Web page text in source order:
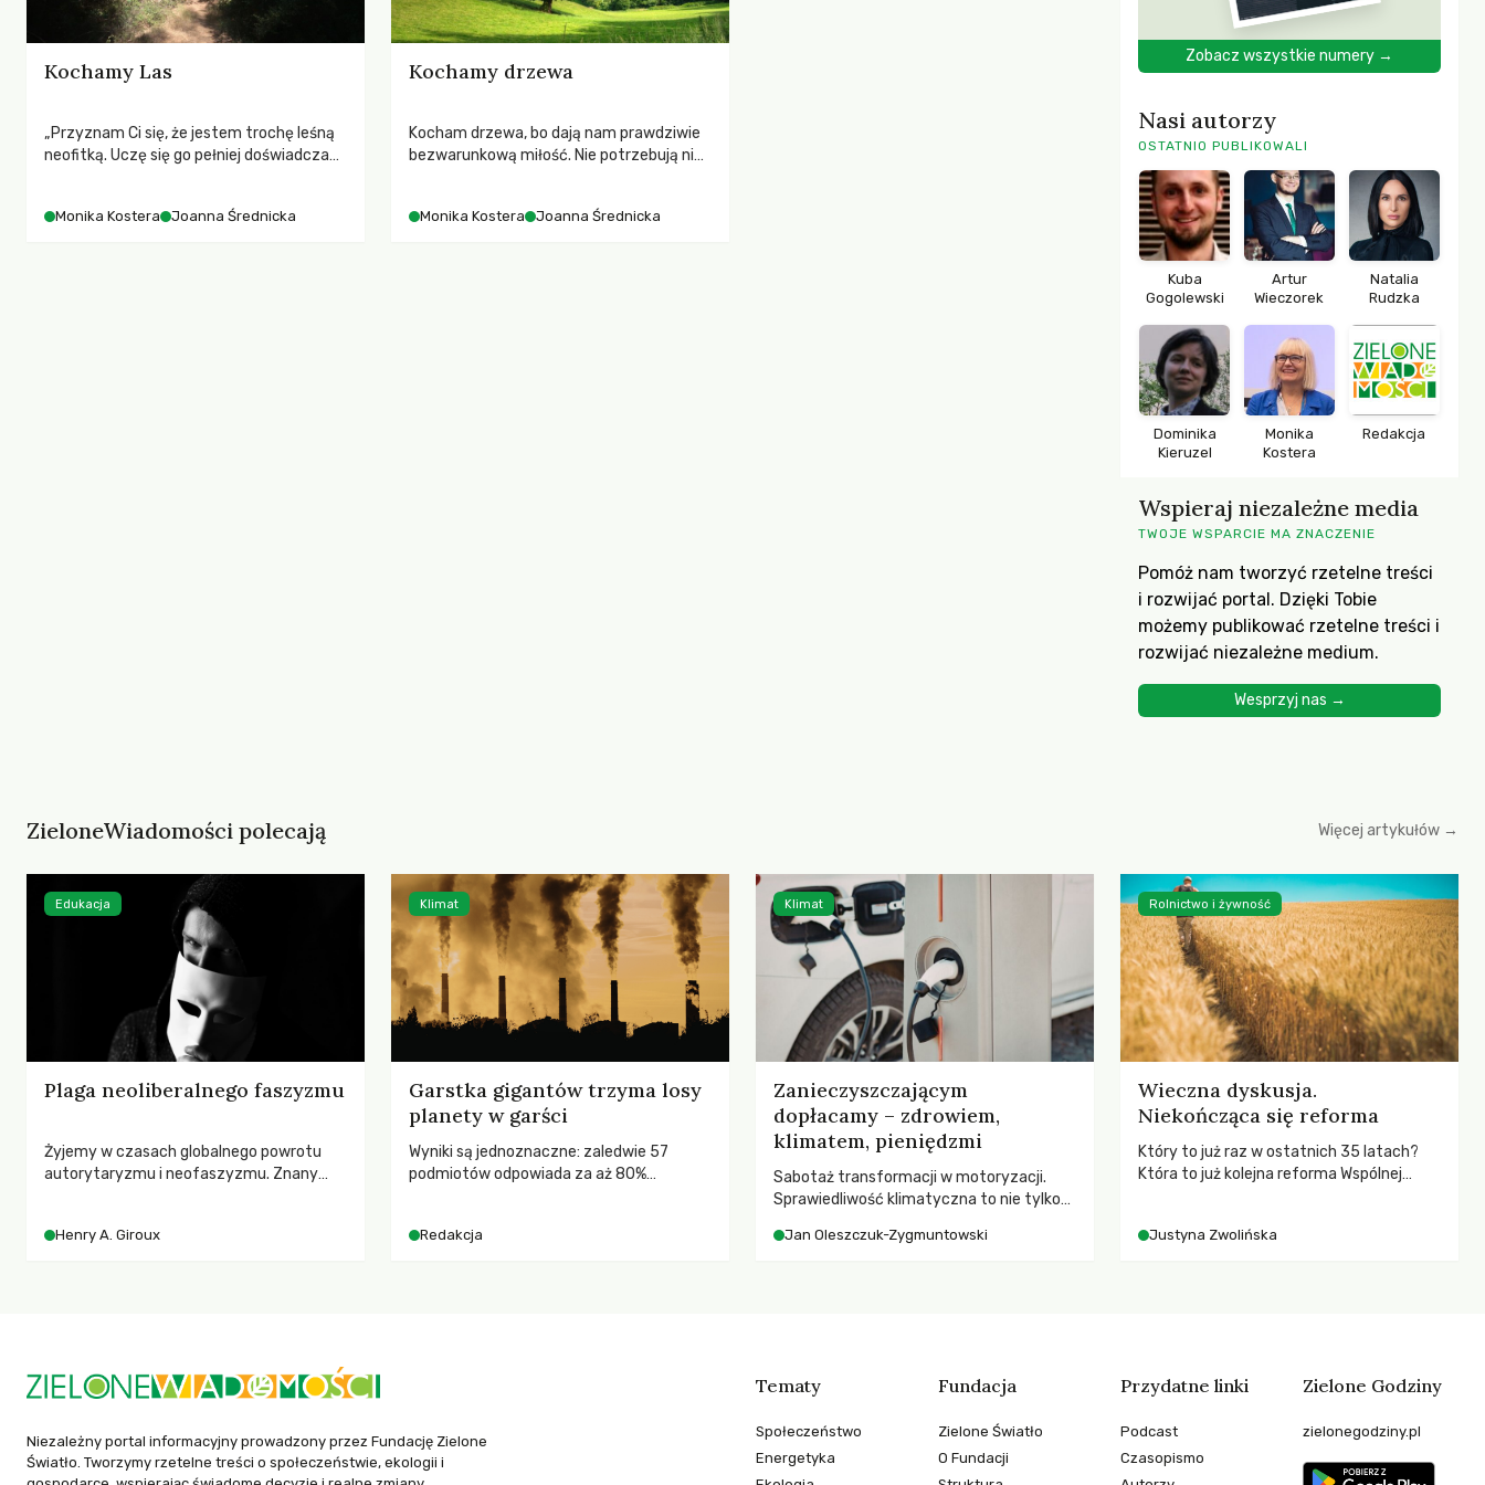
Kochamy Las
„Przyznam Ci się, że jestem trochę leśną
neofitką. Uczę się go pełniej doświadczać,
Kostera i Joanna Średnicka
Monika Kostera Joanna Średnicka
Kochamy drzewa
Kocham drzewa, bo dają nam prawdziwie
bezwarunkową miłość. Nie potrzebują nic,
przyrodzie i miłości – Monika Kostera i
Monika Kostera Joanna Średnicka
Zobacz wszystkie numery →
Nasi autorzy
OSTATNIO PUBLIKOWALI
Kuba
Gogolewski
Artur
Wieczorek
Natalia
Rudzka
Dominika
Kieruzel
Monika
Kostera
Redakcja
Wspieraj niezależne media
TWOJE WSPARCIE MA ZNACZENIE
Pomóż nam tworzyć rzetelne treści
i rozwijać portal. Dzięki Tobie
możemy publikować rzetelne treści i
rozwijać niezależne medium.
Wesprzyj nas →
ZieloneWiadomości polecają Więcej artykułów →
Plaga neoliberalnego faszyzmu
Żyjemy w czasach globalnego powrotu
autorytaryzmu i neofaszyzmu. Znany
społeczeństwo. Czy współczesne
Henry A. Giroux
Edukacja
Garstka gigantów trzyma losy
planety w garści
Wyniki są jednoznaczne: zaledwie 57
podmiotów odpowiada za aż 80%
Redakcja
Klimat
Zanieczyszczającym
dopłacamy – zdrowiem,
klimatem, pieniędzmi
Sabotaż transformacji w motoryzacji.
Sprawiedliwość klimatyczna to nie tylko
ponosi konsekwencje globalnego
Jan Oleszczuk-Zygmuntowski
Klimat
Wieczna dyskusja.
Niekończąca się reforma
Który to już raz w ostatnich 35 latach?
Która to już kolejna reforma Wspólnej
społeczne?
Justyna Zwolińska
Rolnictwo i żywność
Niezależny portal informacyjny prowadzony przez Fundację Zielone
Światło. Tworzymy rzetelne treści o społeczeństwie, ekologii i
Tematy
Społeczeństwo
Energetyka
Fundacja
Zielone Światło
O Fundacji
Przydatne linki
Podcast
Czasopismo
Zielone Godziny
zielonegodziny.pl